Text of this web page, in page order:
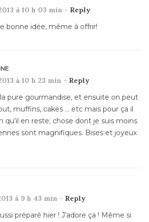
à 10 h 03 min - Reply
bonne idée, même à offrir!
à 10 h 23 min - Reply
pure gourmandise, et ensuite on peut
muffins, cakes … etc mais pour ça il
qu’il en reste; chose dont je suis moins
sont magnifiques. Bises et joyeux
à 9 h 43 min - Reply
préparé hier ! J’adore ça ! Même si